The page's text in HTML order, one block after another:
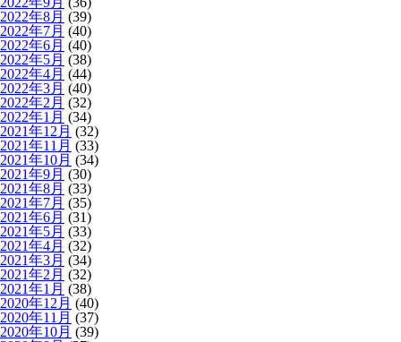
2022年8月 (39)
2022年7月 (40)
2022年6月 (40)
2022年5月 (38)
2022年4月 (44)
2022年3月 (40)
2022年2月 (32)
2022年1月 (34)
2021年12月 (32)
2021年11月 (33)
2021年10月 (34)
2021年9月 (30)
2021年8月 (33)
2021年7月 (35)
2021年6月 (31)
2021年5月 (33)
2021年4月 (32)
2021年3月 (34)
2021年2月 (32)
2021年1月 (38)
2020年12月 (40)
2020年11月 (37)
2020年10月 (39)